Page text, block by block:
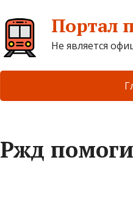
Портал
Не является
Ржд